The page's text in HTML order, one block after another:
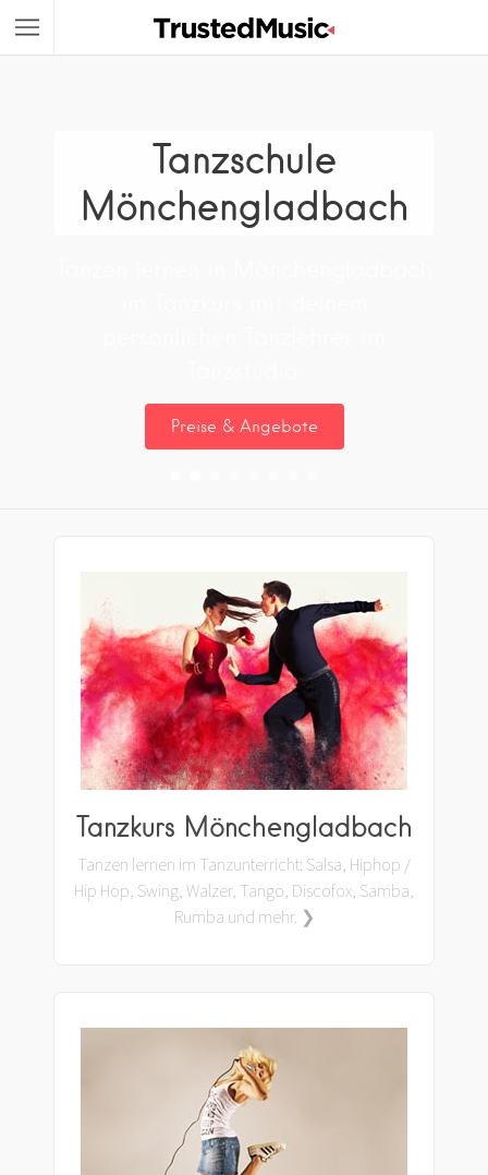
Tanzschule
Mönchengladbach
Tanzkurs Mönchengladbach
Tanzen lernen im Tanzunterricht: Salsa, Hiphop /
Hip Hop, Swing, Walzer, Tango, Discofox, Samba,
Rumba und mehr. ❯